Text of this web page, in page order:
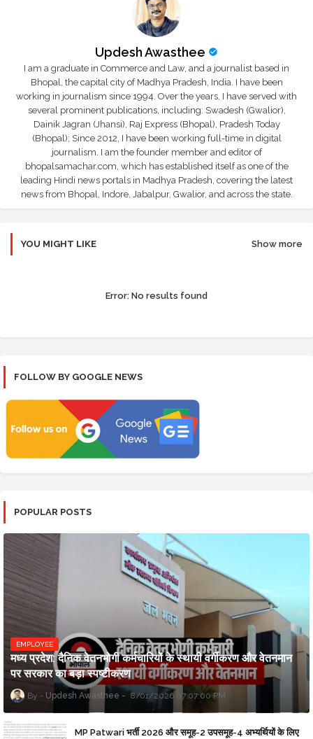
Updesh Awasthee
I am a graduate in Commerce and Law, and a journalist based in
Bhopal, the capital city of Madhya Pradesh, India. I have been
working in journalism since 1994. Over the years, I have served with
several prominent publications, including: Swadesh (Gwalior),
Dainik Jagran (Jhansi), Raj Express (Bhopal), Pradesh Today
(Bhopal); Since 2012, I have been working full-time in digital
journalism. I am the founder member and editor of
bhopalsamachar.com, which has established itself as one of the
leading Hindi news portals in Madhya Pradesh, covering the latest
news from Bhopal, Indore, Jabalpur, Gwalior, and across the state.
YOU MIGHT LIKE Show more
Error: No results found
FOLLOW BY GOOGLE NEWS
POPULAR POSTS
EMPLOYEE
मध्य प्रदेश: दैनिक वेतनभोगी कर्मचारियों के स्थायी वर्गीकरण और वेतनमान
पर सरकार का बड़ा स्पष्टीकरण
Updesh Awasthee 8/01/2026 07:07:00 PM
MP Patwari भर्ती 2026 और समूह-2 उपसमूह-4 अभ्यर्थियों के लिए